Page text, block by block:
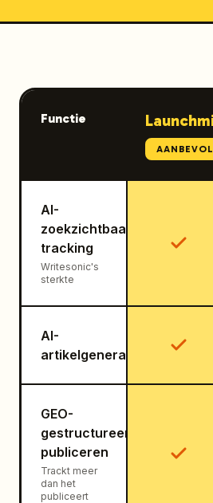
Functie
AI-
zoekzichtbaarheid
tracking
Writesonic's
sterkte
AI-
artikelgeneratie
GEO-
gestructureerd
publiceren
Trackt meer
dan het
publiceert